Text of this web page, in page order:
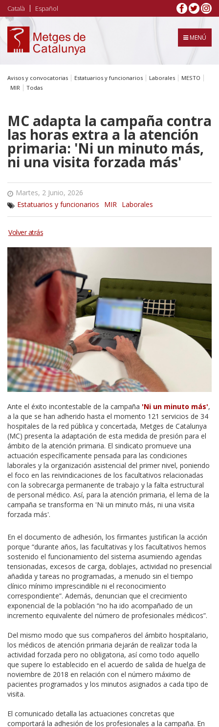
Pasar
al
contenido
principal
Català Español
MENÚ
Avisos y convocatorias Estatuarios y funcionarios Laborales
MESTO
MIR
Todas
MC adapta la campaña contra
las horas extra a la atención
primaria: 'Ni un minuto más,
ni una visita forzada más'
Martes, 2 Junio, 2026
Estatuarios y funcionarios
MIR Laborales
Ante el éxito incontestable de la campaña 'Ni un minuto más',
a la que se han adherido hasta el momento 121 servicios de 34
hospitales de la red pública y concertada, Metges de Catalunya
(MC) presenta la adaptación de esta medida de presión para el
ámbito de la atención primaria. El sindicato promueve una
actuación específicamente pensada para las condiciones
laborales y la organización asistencial del primer nivel, poniendo
el foco en las reivindicaciones de los facultativos relacionadas
con la sobrecarga permanente de trabajo y la falta estructural
de personal médico. Así, para la atención primaria, el lema de la
campaña se transforma en 'Ni un minuto más, ni una visita
forzada más'.
En el documento de adhesión, los firmantes justifican la acción
porque “durante años, las facultativas y los facultativos hemos
sostenido el funcionamiento del sistema asumiendo agendas
tensionadas, excesos de carga, doblajes, actividad no presencial
añadida y tareas no programadas, a menudo sin el tiempo
clínico mínimo imprescindible ni el reconocimiento
correspondiente”. Además, denuncian que el crecimiento
exponencial de la población “no ha ido acompañado de un
incremento equivalente del número de profesionales médicos”.
Del mismo modo que sus compañeros del ámbito hospitalario,
los médicos de atención primaria dejarán de realizar toda la
actividad forzada pero no obligatoria, así como todo aquello
que supere lo establecido en el acuerdo de salida de huelga de
noviembre de 2018 en relación con el número máximo de
pacientes programados y los minutos asignados a cada tipo de
visita.
El comunicado detalla las actuaciones concretas que
comportará la adhesión de los profesionales a la campaña. En